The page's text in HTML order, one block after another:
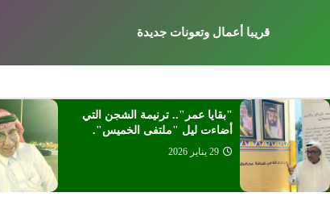
قريبا أعمال وتعونات جديدة
"بقايا عمر".. ترنيمة الشجن التي
أضاءت ليل "ملتفى الخميس".
29 يناير 2026